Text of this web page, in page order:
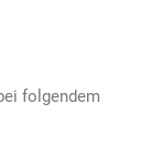
folgendem